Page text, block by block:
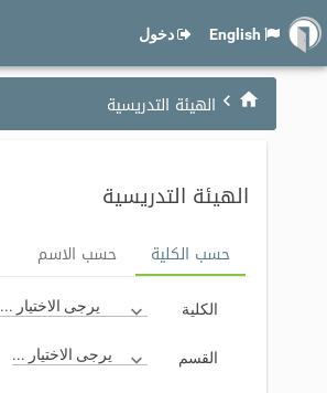
دخول
الهيئة التدريسية
الهيئة التدريسية
حسب الكلية حسب الاسم
الكلية يرجى الاختيار ...
القسم يرجى الاختيار ...